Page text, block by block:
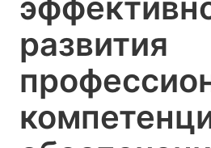
развития